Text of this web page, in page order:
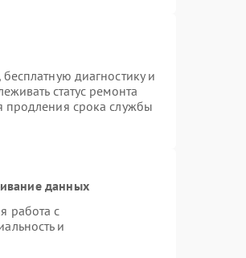
диагностику и
статус ремонта
продления срока службы
данных
работа с
и